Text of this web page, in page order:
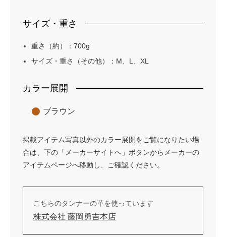
サイズ・重さ
重さ（約）：700g
サイズ・重さ（その他）：M、L、XL
カラー展開
ブラウン
掲載アイテム写真以外のカラー展開をご覧になりたい場
合は、下の「メーカーサイトへ」ボタンからメーカーの
アイテムページへ移動し、ご確認ください。
こちらのタンナーの革を使っています
株式会社 藤岡勇吉本店